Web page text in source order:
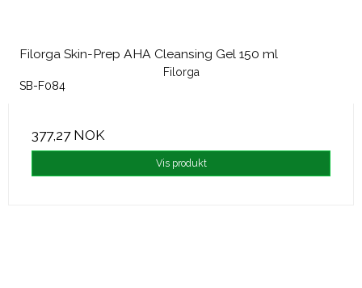
Filorga Skin-Prep AHA Cleansing Gel 150 ml
Filorga
SB-F084
377,27 NOK
Vis produkt